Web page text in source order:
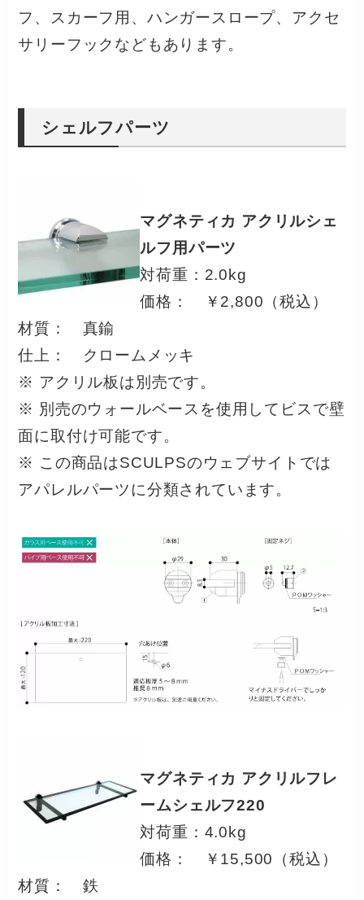
フ、スカーフ用、ハンガースロープ、アクセ
サリーフックなどもあります。
シェルフパーツ
マグネティカ アクリルシェ
ルフ用パーツ
対荷重：2.0kg
価格： ￥2,800（税込）
材質： 真鍮
仕上： クロームメッキ
※ アクリル板は別売です。
※ 別売のウォールベースを使用してビスで壁
面に取付け可能です。
※ この商品はSCULPSのウェブサイトでは
アパレルパーツに分類されています。
マグネティカ アクリルフレ
ームシェルフ220
対荷重：4.0kg
価格： ￥15,500（税込）
材質： 鉄